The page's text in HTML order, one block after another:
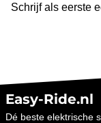
Schrijf als eerste
Easy-Ride.nl
Dé beste elektrische